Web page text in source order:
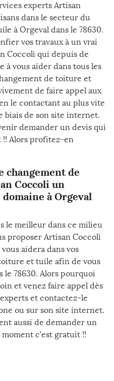
experts Artisan
dans le secteur du
à Orgeval dans le 78630.
vos travaux à un vrai
Coccoli qui depuis de
à vous aider dans tous les
de toiture et
de faire appel aux
le contactant au plus vite
biais de son site internet.
demander un devis qui
Alors profitez-en
changement de
Coccoli un
à Orgeval
le meilleur dans ce milieu
proposer Artisan Coccoli
aidera dans vos
et tuile afin de vous
le 78630. Alors pourquoi
et venez faire appel dès
et contactez-le
ou sur son site internet.
aussi de demander un
c’est gratuit !!